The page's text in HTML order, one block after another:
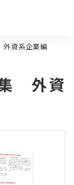
資系企業編
外資